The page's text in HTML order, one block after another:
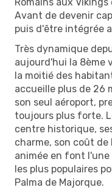
Avant de devenir
puis d'être intégrée
Très dynamique
aujourd'hui la 8ème
la moitié des
accueille plus de 26
son seul aéroport,
toujours plus forte.
centre historique,
charme, son coût
animée en font
les plus populaires
Palma de Majorque.